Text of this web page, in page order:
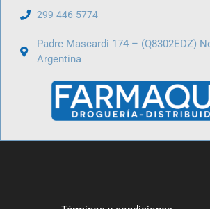
299-446-5774
Padre Mascardi 174 – (Q8302EDZ)
Argentina